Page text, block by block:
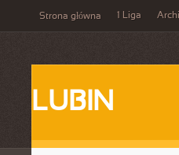
Strona główna 1 Liga
LUBIN